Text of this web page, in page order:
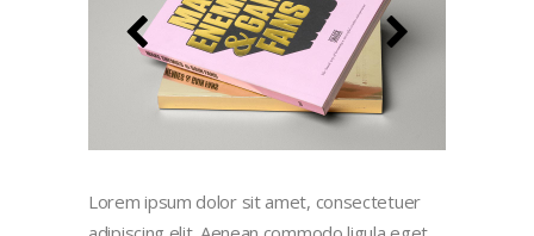
Lorem ipsum dolor sit amet, consectetuer